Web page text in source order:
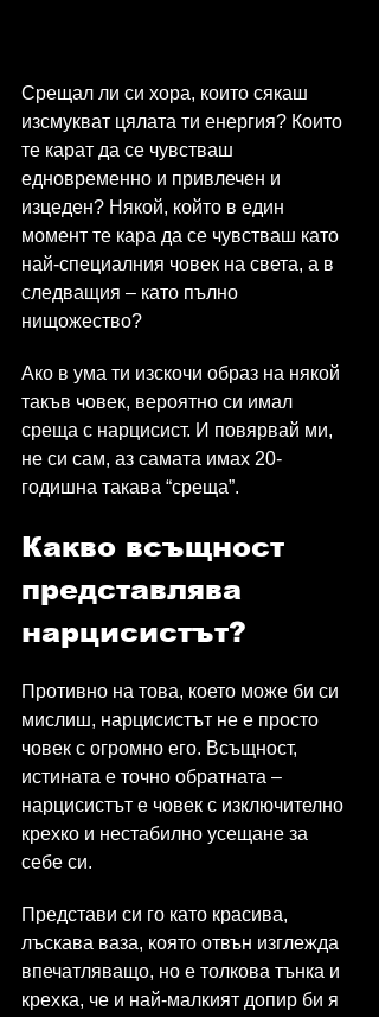
Срещал ли си хора, които сякаш
изсмукват цялата ти енергия? Които
те карат да се чувстваш
едновременно и привлечен и
изцеден? Някой, който в един
момент те кара да се чувстваш като
най-специалния човек на света, а в
следващия – като пълно
нищожество?
Ако в ума ти изскочи образ на някой
такъв човек, вероятно си имал
среща с нарцисист. И повярвай ми,
не си сам, аз самата имах 20-
годишна такава “среща”.
Какво всъщност
представлява
нарцисистът?
Противно на това, което може би си
мислиш, нарцисистът не е просто
човек с огромно его. Всъщност,
истината е точно обратната –
нарцисистът е човек с изключително
крехко и нестабилно усещане за
себе си.
Представи си го като красива,
лъскава ваза, която отвън изглежда
впечатляващо, но е толкова тънка и
крехка, че и най-малкият допир би я